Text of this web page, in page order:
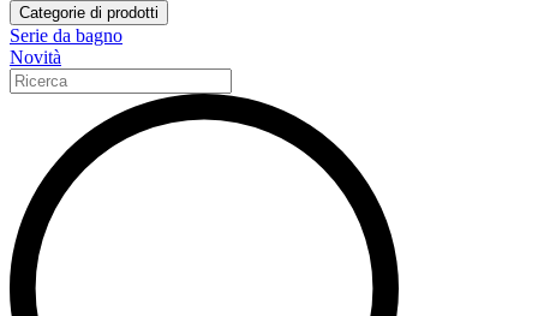
Categorie di prodotti
Serie da bagno
Novità